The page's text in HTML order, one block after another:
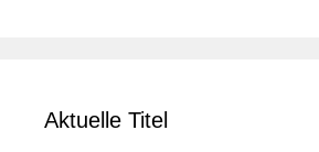
Aktuelle Titel